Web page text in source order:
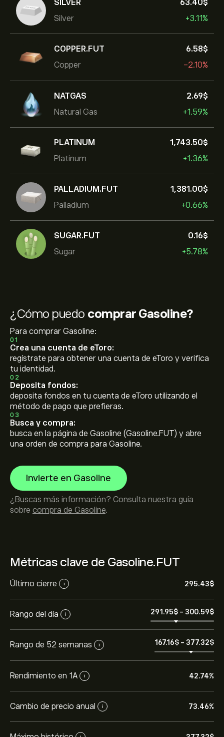
SILVER
Silver
63.40‎$‎
+3.11%
COPPER.FUT
Copper
6.58‎$‎
-2.10%
NATGAS
Natural Gas
2.69‎$‎
+1.59%
PLATINUM
Platinum
1,743.50‎$‎
+1.36%
PALLADIUM.FUT
Palladium
1,381.00‎$‎
+0.66%
SUGAR.FUT
Sugar
0.16‎$‎
+5.78%
Métricas clave de Gasoline.FUT
Último cierre i 295.43‎$‎
Rango del día i 291.95‎$‎ - 300.59‎$‎
Rango de 52 semanas i 167.16‎$‎ - 377.32‎$‎
Rendimiento en 1A i 42.74%
Cambio de precio anual i 73.46%
¿Cómo puedo comprar Gasoline?
Para comprar Gasoline:
01
Crea una cuenta de eToro:
regístrate para obtener una cuenta de eToro y verifica
tu identidad.
02
Deposita fondos:
deposita fondos en tu cuenta de eToro utilizando el
método de pago que prefieras.
03
Busca y compra:
busca en la página de Gasoline (Gasoline.FUT) y abre
una orden de compra para Gasoline.
Invierte en Gasoline
¿Buscas más información? Consulta nuestra guía
sobre compra de Gasoline.